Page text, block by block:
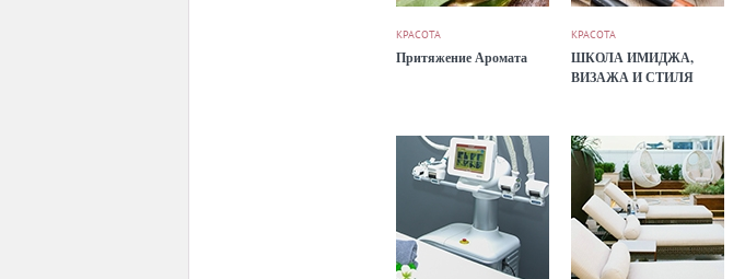
КРАСОТА
Притяжение Аромата
КРАСОТА
ШКОЛА ИМИДЖА,
ВИЗАЖА И СТИЛЯ